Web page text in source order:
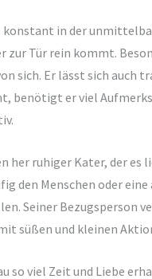
in der
Tür rein kommt.
sich. Er lässt sich
benötigt er viel
ruhiger Kater, der
den Menschen oder
Seiner
süßen und kleinen
so viel Zeit und Liebe